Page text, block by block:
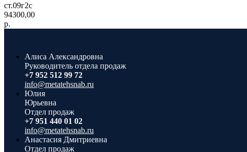
ст.09г2с
94300,00
р.
Алиса Александровна
Руководитель отдела продаж
+7 952 512 99 72
info@metatehsnab.ru
Юлия
Юрьевна
Отдел продаж
+7 951 440 01 02
info@metatehsnab.ru
Анастасия Дмитриевна
Отдел продаж